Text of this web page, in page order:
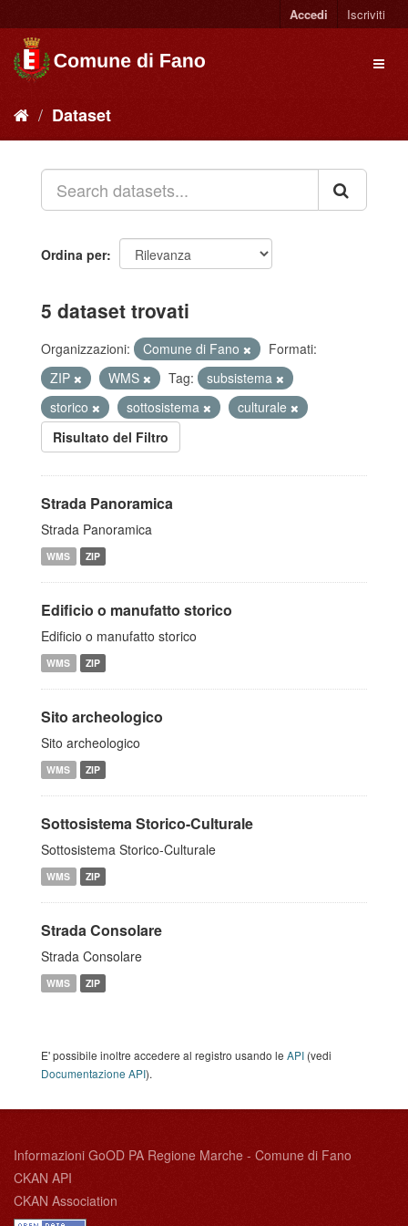
Accedi Iscriviti
Dataset
Ordina per
5 dataset trovati
Organizzazioni: Comune di Fano
Formati:
ZIP
WMS Tag:
subsistema
storico
sottosistema
culturale
Risultato del Filtro
Strada Panoramica
Strada Panoramica
WMS ZIP
Edificio o manufatto storico
Edificio o manufatto storico
WMS ZIP
Sito archeologico
Sito archeologico
WMS ZIP
Sottosistema Storico-Culturale
Sottosistema Storico-Culturale
WMS ZIP
Strada Consolare
Strada Consolare
WMS ZIP
E' possibile inoltre accedere al registro usando le API (vedi
Documentazione API).
Informazioni GoOD PA Regione Marche - Comune di Fano
CKAN API
CKAN Association